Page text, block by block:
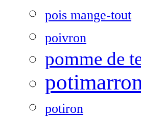
pois mange-tout
poivron
pomme de
potiron